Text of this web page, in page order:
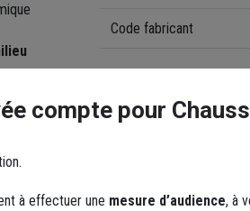
Code fabricant
compte pour
à effectuer une mesure d’audience, à